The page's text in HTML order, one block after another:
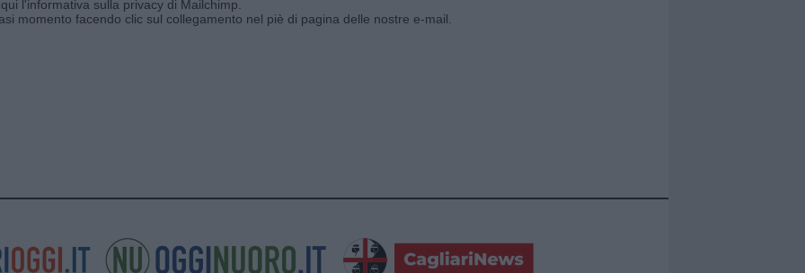
l'informativa sulla privacy di Mailchimp
momento facendo clic sul collegamento nel piè di pagina delle nostre e-mail.